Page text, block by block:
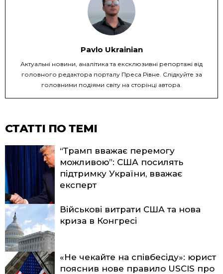
Pavlo Ukrainian
Актуальні новини, аналітика та ексклюзивні репортажі від
головного редактора порталу Преса Рівне. Слідкуйте за
головними подіями світу на сторінці автора.
СТАТТІ ПО ТЕМІ
“Трамп вважає перемогу
можливою”: США посилять
підтримку України, вважає
експерт
Військові витрати США та нова
криза в Конгресі
«Не чекайте на співбесіду»: юрист
пояснив нове правило USCIS про